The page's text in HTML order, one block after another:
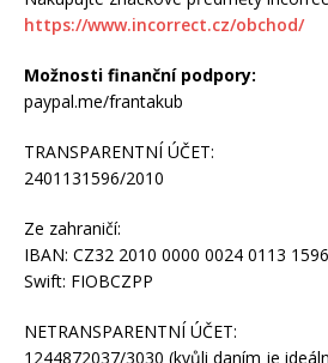
https://www.incorrect.cz/obchod/
Možnosti finanční podpory:
paypal.me/frantakub
TRANSPARENTNÍ ÚČET:
2401131596/2010
Ze zahraničí:
IBAN: CZ32 2010 0000 0024 0113 1596
Swift: FIOBCZPP
NETRANSPARENTNÍ ÚČET:
1244872037/3030 (kvůli daním je